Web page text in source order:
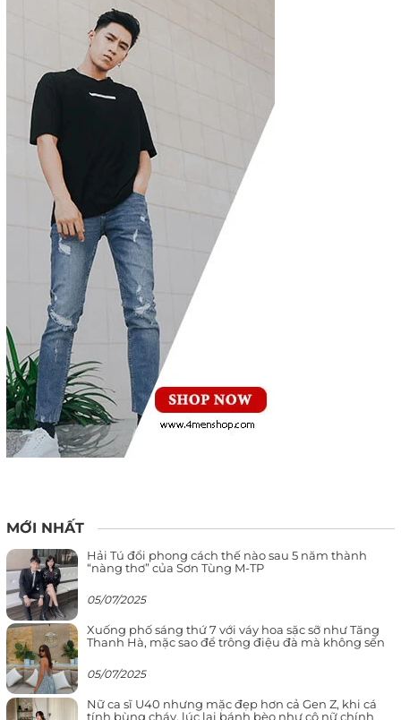
MỚI NHẤT
Hải Tú đổi phong cách thế nào sau 5 năm thành
“nàng thơ” của Sơn Tùng M-TP
05/07/2025
Xuống phố sáng thứ 7 với váy hoa sặc sỡ như Tăng
Thanh Hà, mặc sao để trông điệu đà mà không sến
05/07/2025
Nữ ca sĩ U40 nhưng mặc đẹp hơn cả Gen Z, khi cá
tính bùng cháy, lúc lại bánh bèo như cô nữ chính